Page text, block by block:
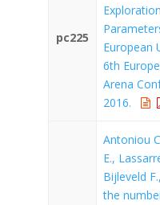
pc225
European
6th
Arena
2016.
Antoniou
E.,
Bijleveld
the